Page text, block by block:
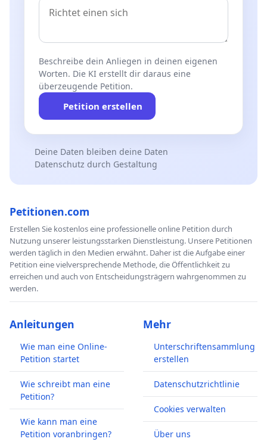
Beschreibe dein Anliegen in deinen eigenen
Worten. Die KI erstellt dir daraus eine
überzeugende Petition.
Petition erstellen
Deine Daten bleiben deine Daten
Datenschutz durch Gestaltung
Petitionen.com
Erstellen Sie kostenlos eine professionelle online Petition durch
Nutzung unserer leistungsstarken Dienstleistung. Unsere Petitionen
werden täglich in den Medien erwähnt. Daher ist die Aufgabe einer
Petition eine vielversprechende Methode, die Öffentlichkeit zu
erreichen und auch von Entscheidungsträgern wahrgenommen zu
werden.
Anleitungen
Wie man eine Online-
Petition startet
Wie schreibt man eine
Petition?
Wie kann man eine
Petition voranbringen?
Mehr
Unterschriftensammlung
erstellen
Datenschutzrichtlinie
Cookies verwalten
Über uns